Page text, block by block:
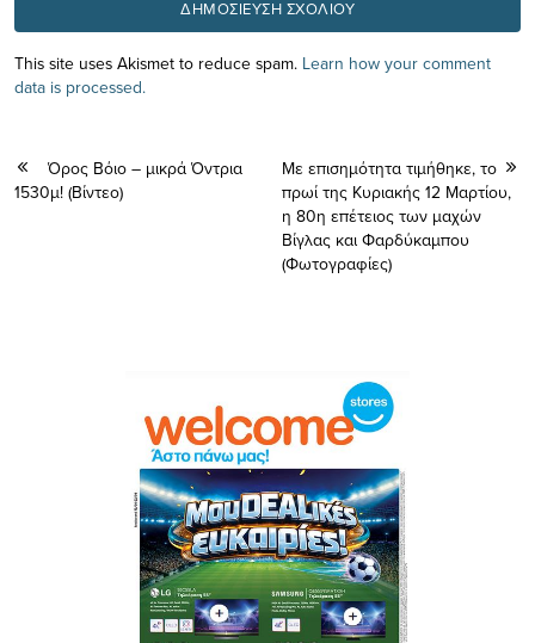
This site uses Akismet to reduce spam. Learn how your comment
data is processed.
Όρος Βόιο – μικρά Όντρια
1530μ! (Βίντεο)
Με επισημότητα τιμήθηκε, το
πρωί της Κυριακής 12 Μαρτίου,
η 80η επέτειος των μαχών
Βίγλας και Φαρδύκαμπου
(Φωτογραφίες)